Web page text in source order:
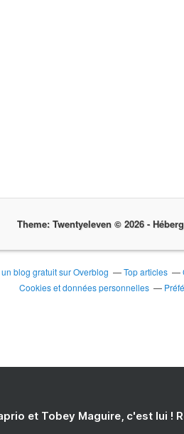
Theme: Twentyeleven © 2026 -
blog gratuit sur Overblog Top articles
Cookies et données personnelles
et Tobey Maguire, c'est lui !